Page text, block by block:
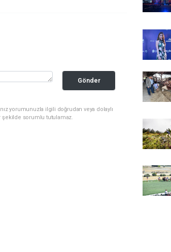
Gönder
yorumunuzla ilgili doğrudan veya dolaylı
şekilde sorumlu tutulamaz.